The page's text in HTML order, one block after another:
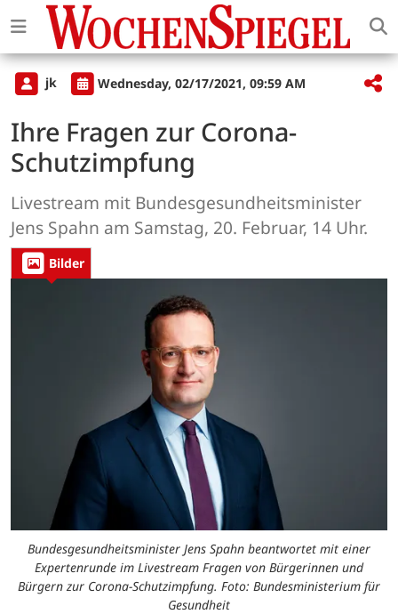
jk Wednesday, 02/17/2021, 09:59 AM
Ihre Fragen zur Corona-
Schutzimpfung
Livestream mit Bundesgesundheitsminister
Jens Spahn am Samstag, 20. Februar, 14 Uhr.
Bilder
Bundesgesundheitsminister Jens Spahn beantwortet mit einer
Expertenrunde im Livestream Fragen von Bürgerinnen und
Bürgern zur Corona-Schutzimpfung. Foto: Bundesministerium für
Gesundheit